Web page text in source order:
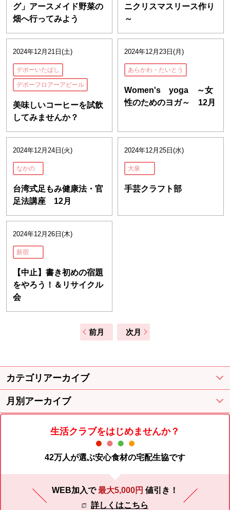
グ」アースメイド野菜の
畑へ行ってみよう
ニクリスマスリース作り
～
2024年12月21日(土)
デポーいたばし
デポーフロアーアピール
美味しいコーヒーを試飲
してみませんか？
2024年12月23日(月)
あらかわ・たいとう
Women's yoga ～女
性のためのヨガ～ 12月
2024年12月24日(火)
なかの
台湾式足もみ健康法・官
足法講座 12月
2024年12月25日(水)
大泉
手芸クラフト部
2024年12月26日(木)
新宿
【中止】書き初めの宿題
をやろう！＆リサイクル
会
前月 次月
カテゴリアーカイブ
月別アーカイブ
生活クラブをはじめませんか？
42万人が選ぶ安心食材の宅配生協です
WEB加入で最大5,000円 値引き！
詳しくはこちら